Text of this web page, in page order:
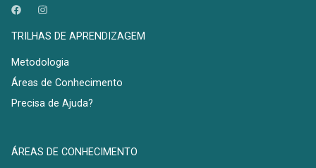
TRILHAS DE APRENDIZAGEM
Metodologia
Áreas de Conhecimento
Precisa de Ajuda?
ÁREAS DE CONHECIMENTO